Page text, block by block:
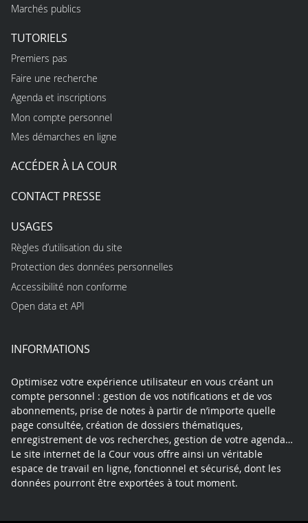
Marchés publics
TUTORIELS
Premiers pas
Faire une recherche
Agenda et inscriptions
Mon compte personnel
Mes démarches en ligne
ACCÉDER À LA COUR
CONTACT PRESSE
USAGES
Règles d’utilisation du site
Protection des données personnelles
Accessibilité non conforme
Open data et API
INFORMATIONS
Optimisez votre expérience utilisateur en vous créant un
compte personnel : gestion de vos notifications et de vos
abonnements, prise de notes à partir de n’importe quelle
page consultée, création de dossiers thématiques,
enregistrement de vos recherches, gestion de votre agenda…
Le site internet de la Cour vous offre ainsi un véritable
espace de travail en ligne, fonctionnel et sécurisé, dont les
données pourront être exportées à tout moment.